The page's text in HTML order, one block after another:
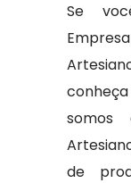
Se
conheça
somos
de